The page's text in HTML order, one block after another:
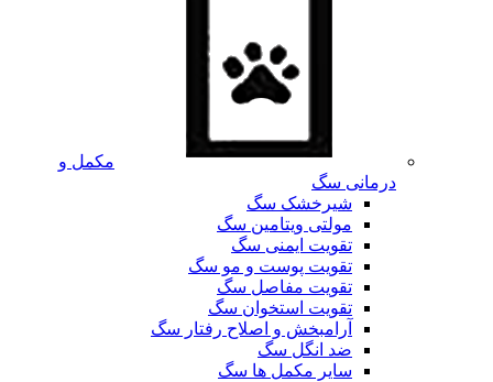
مکمل و
درمانی سگ
شیرخشک سگ
مولتی ویتامین سگ
تقویت ایمنی سگ
تقویت پوست و مو سگ
تقویت مفاصل سگ
تقویت استخوان سگ
آرامبخش و اصلاح رفتار سگ
ضد انگل سگ
سایر مکمل ها سگ